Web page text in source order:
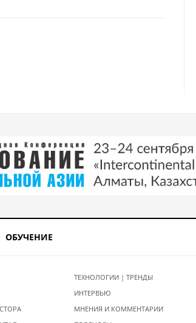
по отношению к доллару
ОБУЧЕНИЕ
ТЕХНОЛОГИИ | ТРЕНДЫ
ИНТЕРВЬЮ
МНЕНИЯ И КОММЕНТАРИИ